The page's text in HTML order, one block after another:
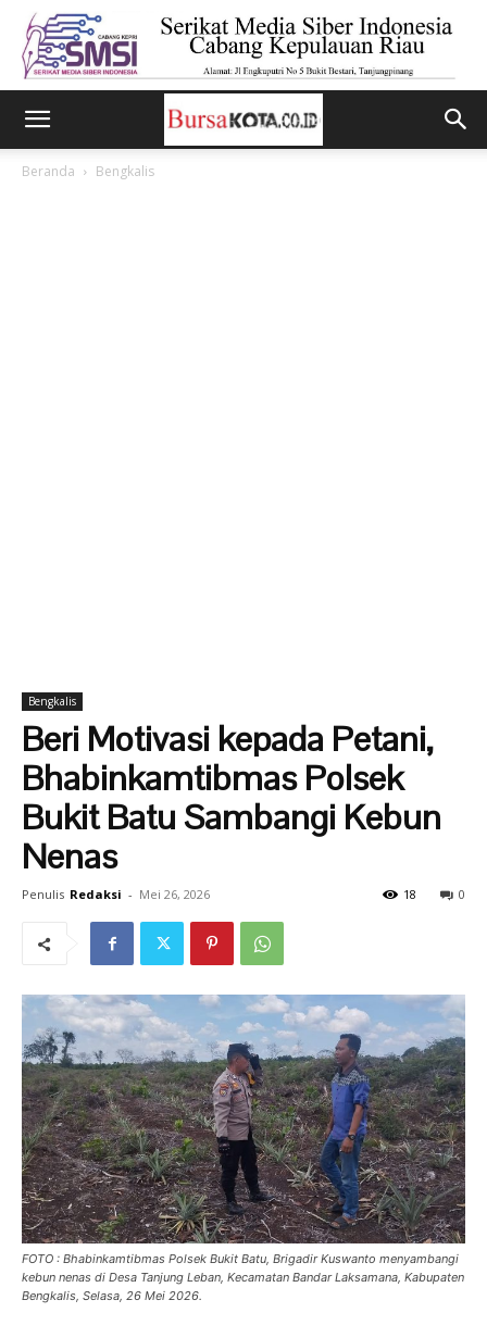
Beranda Bengkalis
Bengkalis
Beri Motivasi kepada Petani,
Bhabinkamtibmas Polsek
Bukit Batu Sambangi Kebun
Nenas
Penulis Redaksi - Mei 26, 2026 0
18
FOTO : Bhabinkamtibmas Polsek Bukit Batu, Brigadir Kuswanto menyambangi
kebun nenas di Desa Tanjung Leban, Kecamatan Bandar Laksamana, Kabupaten
Bengkalis, Selasa, 26 Mei 2026.